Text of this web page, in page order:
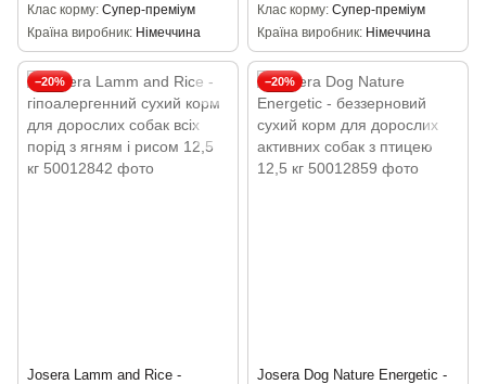
Клас корму Супер-преміум
Країна виробник Німеччина
Клас корму Супер-преміум
Країна виробник Німеччина
−20%
Josera Lamm and Rice -
−20%
Josera Dog Nature Energetic -